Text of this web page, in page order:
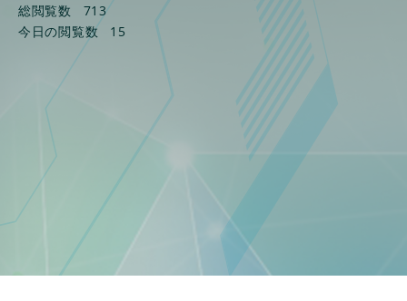
総閲覧数
713
今日の閲覧数
15